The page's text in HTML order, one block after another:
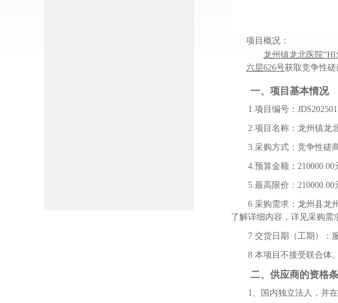
项目概况：
龙州镇龙北医院“
六层626号获取竞争性
一、项目基本情况
1.项目编号：
2.项目名称：龙州镇龙
3.采购方式：竞争性磋
4.预算金额： 210000.00
5.最高限价： 210000.00
6.采购需求： 龙州县龙
了解详细内容，详见采购需
7.交货日期（工期）：
8.本项目不接受联合体。
二、供应商的资格条
1、 国内独立法人，并